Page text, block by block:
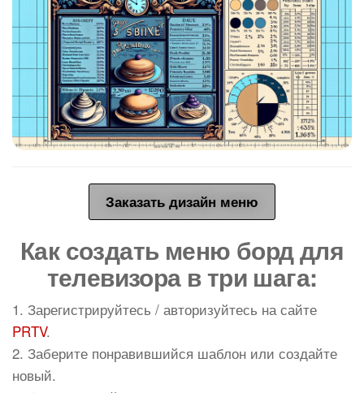
Заказать дизайн меню
Как создать меню борд для
телевизора в три шага:
1. Зарегистрируйтесь / авторизуйтесь на сайте
PRTV.
2. Заберите понравившийся шаблон или создайте
новый.